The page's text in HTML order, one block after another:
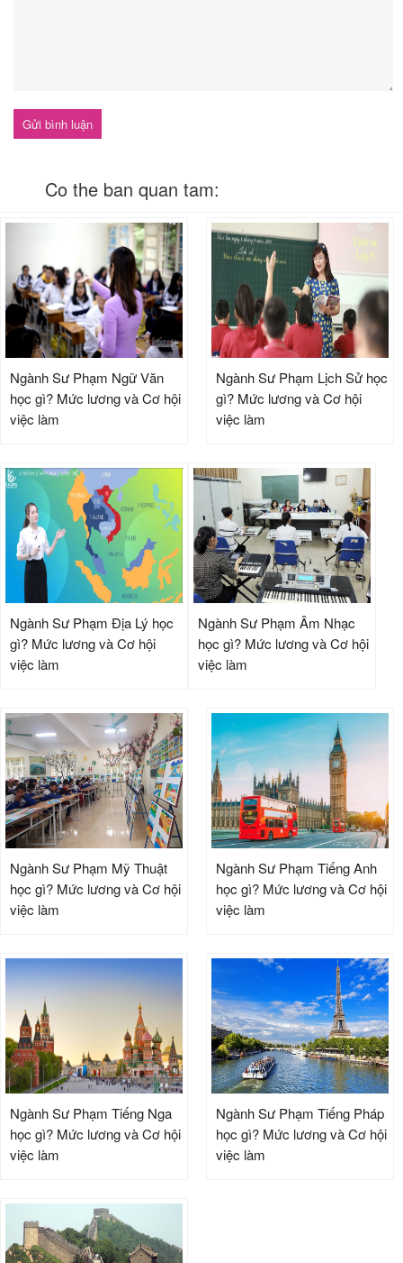
Co the ban quan tam:
Ngành Sư Phạm Ngữ Văn
học gì? Mức lương và Cơ hội
việc làm
Ngành Sư Phạm Lịch Sử học
gì? Mức lương và Cơ hội
việc làm
Ngành Sư Phạm Địa Lý học
gì? Mức lương và Cơ hội
việc làm
Ngành Sư Phạm Âm Nhạc
học gì? Mức lương và Cơ hội
việc làm
Ngành Sư Phạm Mỹ Thuật
học gì? Mức lương và Cơ hội
việc làm
Ngành Sư Phạm Tiếng Anh
học gì? Mức lương và Cơ hội
việc làm
Ngành Sư Phạm Tiếng Nga
học gì? Mức lương và Cơ hội
việc làm
Ngành Sư Phạm Tiếng Pháp
học gì? Mức lương và Cơ hội
việc làm